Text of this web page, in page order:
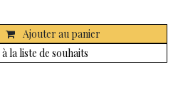
Ajouter au panier
la liste de souhaits